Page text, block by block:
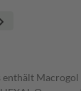
enthält